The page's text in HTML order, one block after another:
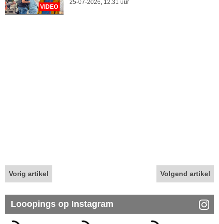
VIDEO
25-07-2026, 12.31 uur
Vorig artikel Volgend artikel
Looopings op Instagram